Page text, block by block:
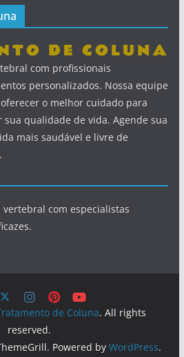
com profissionais
personalizados. Nossa equipe
o melhor cuidado para
qualidade de vida. Agende sua
mais saudável e livre de
com especialistas
de Coluna. All rights
reserved.
Powered by WordPress.